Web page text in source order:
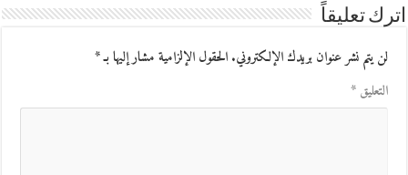
اترك تعليقاً
لن يتم نشر عنوان بريدك الإلكتروني.الحقول الإلزامية مشار إليها بـ*
التعليق*